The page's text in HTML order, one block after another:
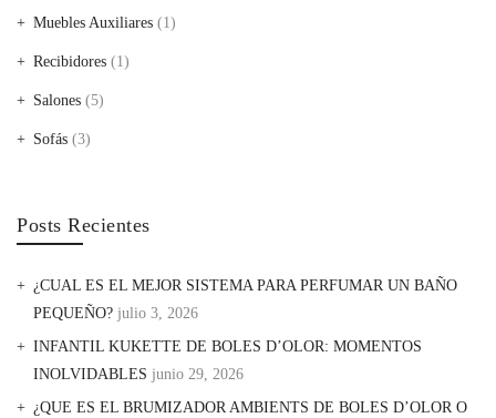
Muebles Auxiliares (1)
Recibidores (1)
Salones (5)
Sofás (3)
Posts Recientes
¿CUAL ES EL MEJOR SISTEMA PARA PERFUMAR UN BAÑO
PEQUEÑO? julio 3, 2026
INFANTIL KUKETTE DE BOLES D’OLOR: MOMENTOS
INOLVIDABLES junio 29, 2026
¿QUE ES EL BRUMIZADOR AMBIENTS DE BOLES D’OLOR O